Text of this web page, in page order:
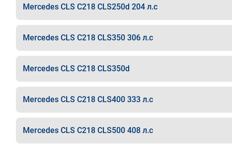
Mercedes CLS C218 CLS250d 204 л.с
Mercedes CLS C218 CLS350 306 л.с
Mercedes CLS C218 CLS350d
Mercedes CLS C218 CLS400 333 л.с
Mercedes CLS C218 CLS500 408 л.с